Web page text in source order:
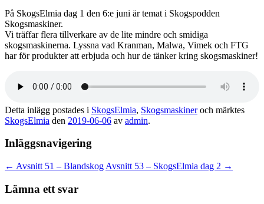
På SkogsElmia dag 1 den 6:e juni är temat i Skogspodden
Skogsmaskiner.
Vi träffar flera tillverkare av de lite mindre och smidiga
skogsmaskinerna. Lyssna vad Kranman, Malwa, Vimek och FTG
har för produkter att erbjuda och hur de tänker kring skogsmaskiner!
Detta inlägg postades i SkogsElmia, Skogsmaskineroch märktes
SkogsElmia den 2019-06-06 av admin.
Inläggsnavigering
← Avsnitt 51 – Blandskog Avsnitt 53 – SkogsElmia dag 2 →
Lämna ett svar